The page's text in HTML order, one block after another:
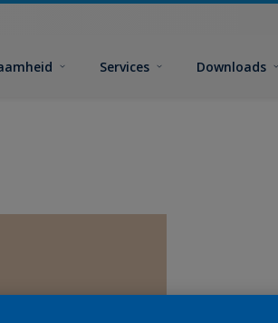
Services Downloads